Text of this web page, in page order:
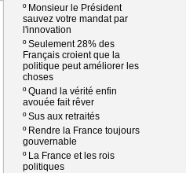
º Monsieur le Président
sauvez votre mandat par
l'innovation
ºSeulement 28% des
Français croient que la
politique peut améliorer les
choses
ºQuand la vérité enfin
avouée fait rêver
ºSus aux retraités
º Rendre la France toujours
gouvernable
º La France et les rois
politiques